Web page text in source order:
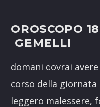
OROSCOPO
GEMELLI
domani dovrai
corso della
leggero malessere,